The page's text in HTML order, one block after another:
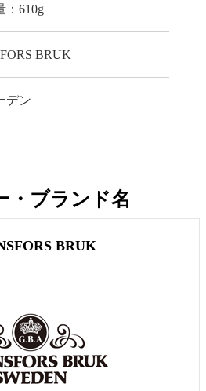
：610g
BRUK
デン
・ブランド名
BRUK